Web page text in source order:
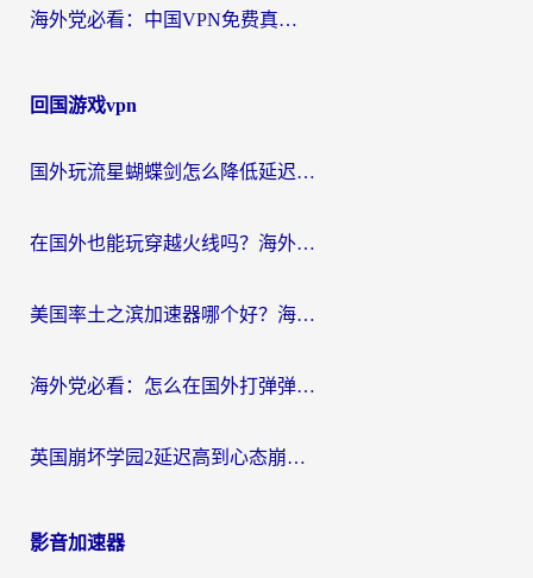
海外党必看：中国VPN免费真的靠谱吗？手把手教你选对回国加速器
回国游戏vpn
国外玩流星蝴蝶剑怎么降低延迟？海外党必看的加速秘籍（含欧洲鸣潮&彩虹岛优化攻略）
在国外也能玩穿越火线吗？海外玩家国服游戏畅玩终极指南
美国率土之滨加速器哪个好？海外党国服游戏畅玩终极指南（附多游戏解决方案）
海外党必看：怎么在国外打弹弹堂不卡？番茄加速器亲测指南
英国崩坏学园2延迟高到心态崩？海外党国服游戏加速终极指南
影音加速器